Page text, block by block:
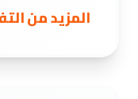
المزيد من